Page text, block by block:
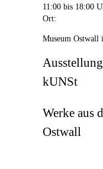
11:00 bis 18:00
Ort:
Museum Ostwall
kUNSt
Werke aus
Ostwall